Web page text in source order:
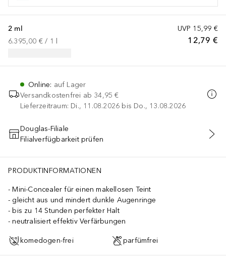
UVP 15,99 €
12,79 €
2 ml
6.395,00 € / 1
Online: auf Lager
Versandkostenfrei ab 34,95 €
Lieferzeitraum: Di., 11.08.2026 bis Do., 13.08.2026
IN DEN WARENKORB
Douglas-Filiale
Filialverfügbarkeit prüfen
PRODUKTINFORMATIONEN
Mini-Concealer für einen makellosen Teint
gleicht aus und mindert dunkle Augenringe
bis zu 14 Stunden perfekter Halt
neutralisiert effektiv Verfärbungen
komedogen-frei parfümfrei